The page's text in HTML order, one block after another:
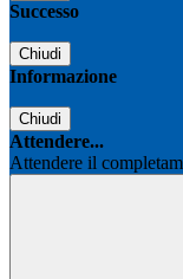
Successo
Chiudi
Informazione
Chiudi
Attendere...
Attendere il